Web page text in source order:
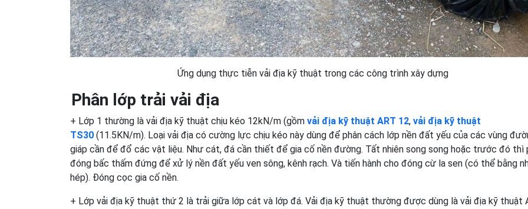
Ứng dụng thực tiễn vải địa kỹ thuật trong các công trình xây dựng
Phân lớp trải vải địa
+ Lớp 1 thường là vải địa kỹ thuật chịu kéo 12kN/m (gồm vải địa kỹ thuật ART 12, vải địa kỹ thuật
TS30 (11.5KN/m). Loại vải địa có cường lực chịu kéo này dùng để phân cách lớp nền đất yếu của các vùng
giáp cần để đổ các vật liệu. Như cát, đá cần thiết để gia cố nền đường. Tất nhiên song song hoặc trước đó thì
đóng bấc thấm đứng để xử lý nền đất yếu ven sông, kênh rạch. Và tiến hành cho đóng cừ la sen (có thể bằng
hép). Đóng cọc gia cố nền.
+ Lớp vải địa kỹ thuật thứ 2 là trải giữa lớp cát và lớp đá. Vải địa kỹ thuật thường được dùng là vải địa kỹ thuật